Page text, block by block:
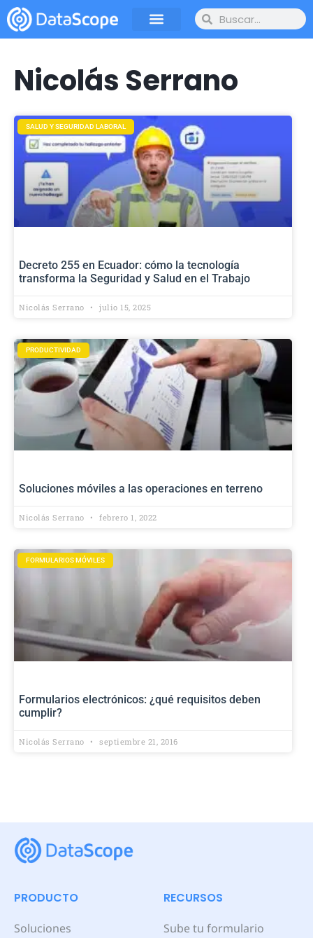
Nicolás Serrano
SALUD Y SEGURIDAD LABORAL
Decreto 255 en Ecuador: cómo la tecnología
transforma la Seguridad y Salud en el Trabajo
Nicolás Serrano julio 15, 2025
PRODUCTIVIDAD
Soluciones móviles a las operaciones en terreno
Nicolás Serrano febrero 1, 2022
FORMULARIOS MÓVILES
Formularios electrónicos: ¿qué requisitos deben
cumplir?
Nicolás Serrano septiembre 21, 2016
PRODUCTO
Soluciones
RECURSOS
Sube tu formulario